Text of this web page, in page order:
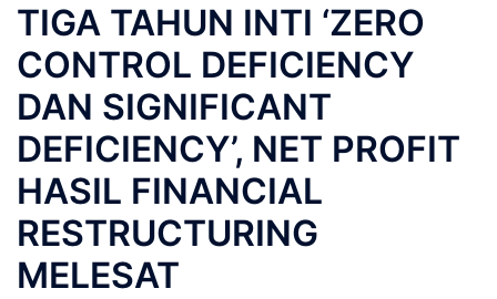
TIGA TAHUN INTI ‘ZERO
CONTROL DEFICIENCY
DAN SIGNIFICANT
DEFICIENCY’, NET PROFIT
HASIL FINANCIAL
RESTRUCTURING
MELESAT